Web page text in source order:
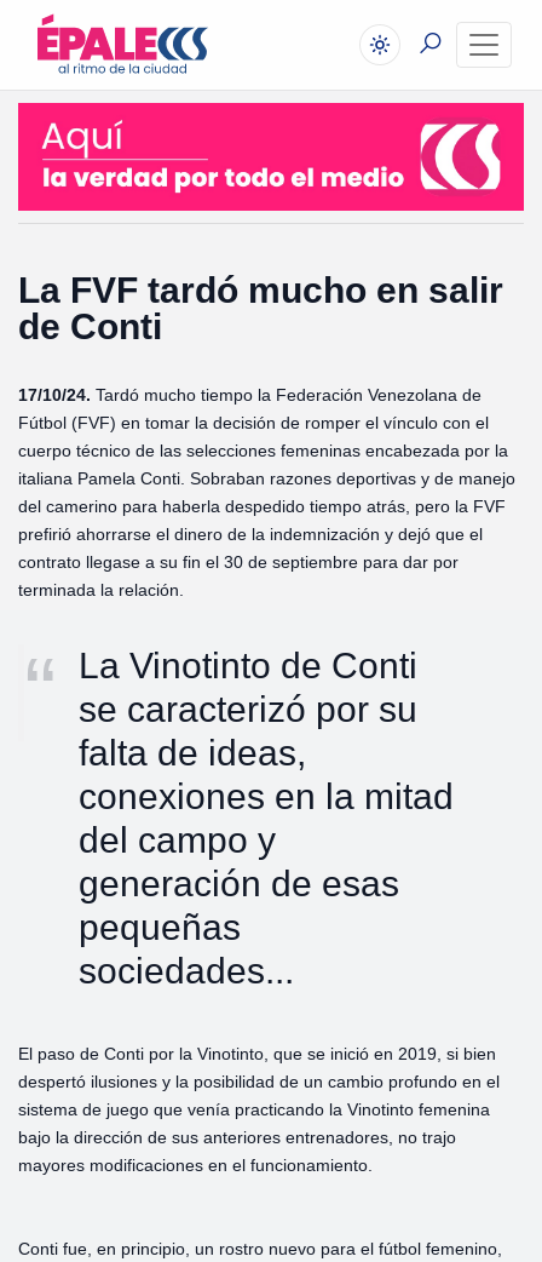
La FVF tardó mucho en salir
de Conti
17/10/24. Tardó mucho tiempo la Federación Venezolana de
Fútbol (FVF) en tomar la decisión de romper el vínculo con el
cuerpo técnico de las selecciones femeninas encabezada por la
italiana Pamela Conti. Sobraban razones deportivas y de manejo
del camerino para haberla despedido tiempo atrás, pero la FVF
prefirió ahorrarse el dinero de la indemnización y dejó que el
contrato llegase a su fin el 30 de septiembre para dar por
terminada la relación.
La Vinotinto de Conti
se caracterizó por su
falta de ideas,
conexiones en la mitad
del campo y
generación de esas
pequeñas
sociedades...
El paso de Conti por la Vinotinto, que se inició en 2019, si bien
despertó ilusiones y la posibilidad de un cambio profundo en el
sistema de juego que venía practicando la Vinotinto femenina
bajo la dirección de sus anteriores entrenadores, no trajo
mayores modificaciones en el funcionamiento.
Conti fue, en principio, un rostro nuevo para el fútbol femenino,